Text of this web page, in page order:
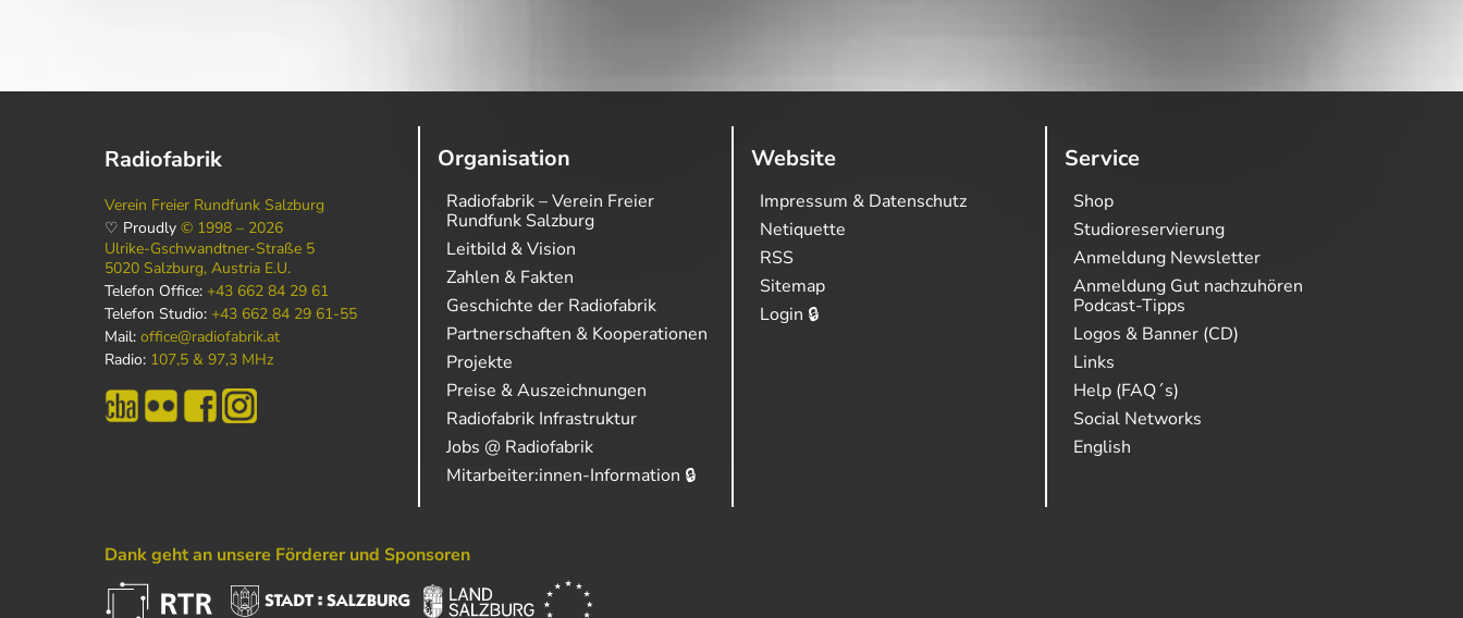
Radiofabrik
Verein Freier Rundfunk Salzburg
♡ Proudly © 1998 – 2026
Ulrike-Gschwandtner-Straße 5
5020 Salzburg, Austria E.U.
Telefon Office: +43 662 84 29 61
Telefon Studio: +43 662 84 29 61-55
Mail: office@radiofabrik.at
Radio: 107,5 & 97,3 MHz
Organisation
Radiofabrik – Verein Freier
Rundfunk Salzburg
Leitbild & Vision
Zahlen & Fakten
Geschichte der Radiofabrik
Partnerschaften & Kooperationen
Projekte
Preise & Auszeichnungen
Radiofabrik Infrastruktur
Jobs @ Radiofabrik
Mitarbeiter:innen-Information 🔒
Website
Impressum & Datenschutz
Netiquette
RSS
Sitemap
Login 🔒
Service
Shop
Studioreservierung
Anmeldung Newsletter
Anmeldung Gut nachzuhören
Podcast-Tipps
Logos & Banner (CD)
Links
Help (FAQ´s)
Social Networks
English
Dank geht an unsere Förderer und Sponsoren